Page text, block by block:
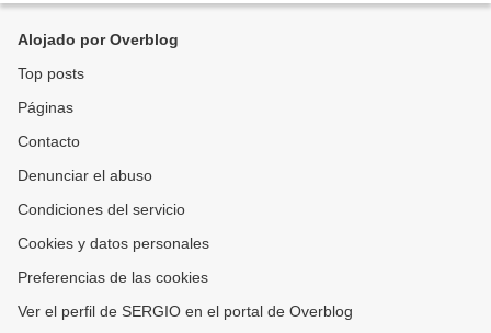
Alojado por Overblog
Top posts
Páginas
Contacto
Denunciar el abuso
Condiciones del servicio
Cookies y datos personales
Preferencias de las cookies
Ver el perfil de SERGIO en el portal de Overblog